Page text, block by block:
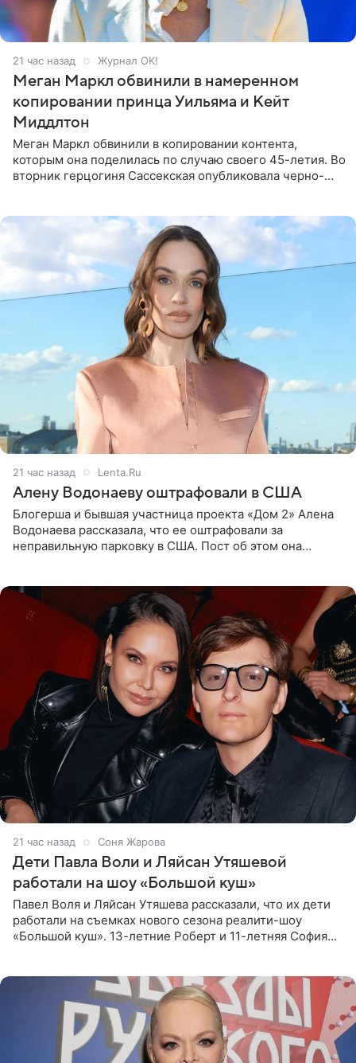
21 час назад Журнал OK!
Меган Маркл обвинили в намеренном
копировании принца Уильяма и Кейт
Миддлтон
Меган Маркл обвинили в копировании контента,
которым она поделилась по случаю своего 45-летия. Во
вторник герцогиня Сассекская опубликовала черно-
21 час назад Lenta.Ru
Алену Водонаеву оштрафовали в США
Блогерша и бывшая участница проекта «Дом 2» Алена
Водонаева рассказала, что ее оштрафовали за
неправильную парковку в США. Пост об этом она
21 час назад Соня Жарова
Дети Павла Воли и Ляйсан Утяшевой
работали на шоу «Большой куш»
Павел Воля и Ляйсан Утяшева рассказали, что их дети
работали на съемках нового сезона реалити-шоу
«Большой куш». 13-летние Роберт и 11-летняя София